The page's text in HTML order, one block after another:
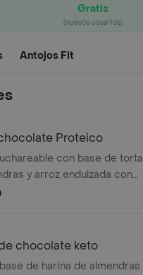
Gratis
(nuevos usuarios)
Antojos Fit
Proteico
con base de torta
y arroz endulzada con
fruit con crema de
chocolate keto
de harina de almendras